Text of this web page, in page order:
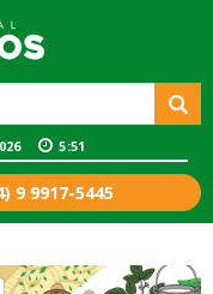
5:51
9 9917-5445